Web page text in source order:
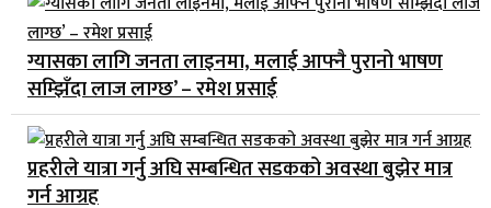
ग्यासका लागि जनता लाइनमा, मलाई आफ्नै पुरानो भाषण
सम्झिँदा लाज लाग्छ’ – रमेश प्रसाई
प्रहरीले यात्रा गर्नु अघि सम्बन्धित सडकको अवस्था बुझेर मात्र
गर्न आग्रह